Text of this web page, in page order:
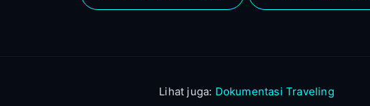
Lihat juga: Dokumentasi Traveling